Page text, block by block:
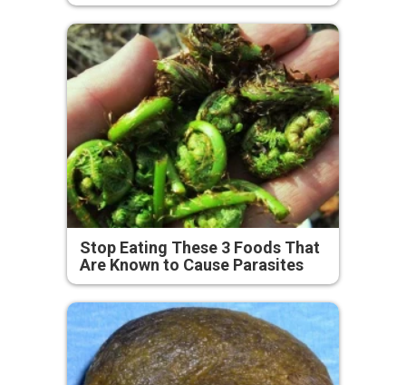
Stop Eating These 3 Foods That
Are Known to Cause Parasites